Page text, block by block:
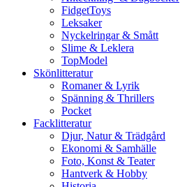
FidgetToys
Leksaker
Nyckelringar & Smått
Slime & Leklera
TopModel
Skönlitteratur
Romaner & Lyrik
Spänning & Thrillers
Pocket
Facklitteratur
Djur, Natur & Trädgård
Ekonomi & Samhälle
Foto, Konst & Teater
Hantverk & Hobby